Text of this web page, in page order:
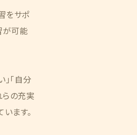
をサポ
が可能
「自分
らの充実
ます。